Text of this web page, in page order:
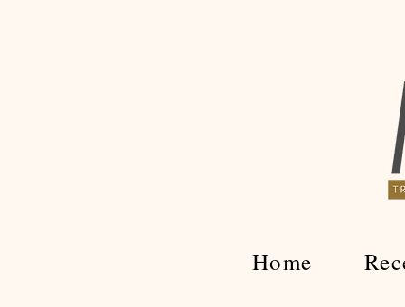
Home